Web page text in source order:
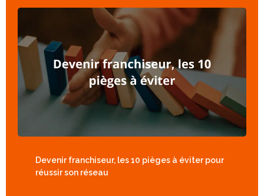
Devenir franchiseur, les 10 pièges à éviter pour
réussir son réseau